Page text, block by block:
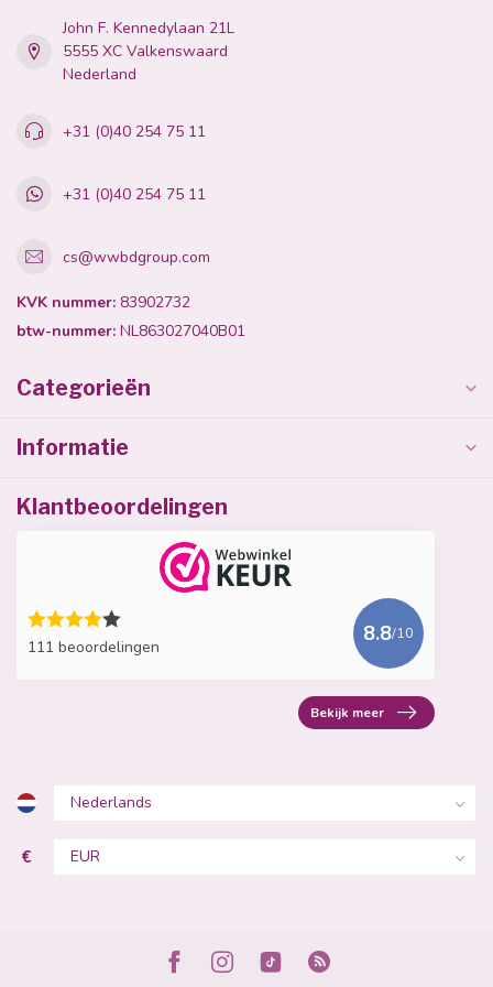
John F. Kennedylaan 21L
5555 XC Valkenswaard
Nederland
+31 (0)40 254 75 11
+31 (0)40 254 75 11
cs@wwbdgroup.com
KVK nummer: 83902732
btw-nummer: NL863027040B01
Categorieën
Informatie
Klantbeoordelingen
111 beoordelingen
8.8/10
Bekijk meer
€